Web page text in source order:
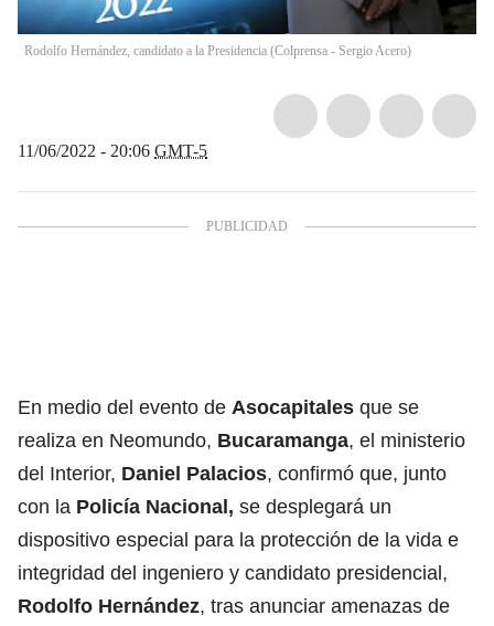
Rodolfo Hernández, candidato a la Presidencia (Colprensa - Sergio Acero)
11/06/2022 - 20:06 GMT-5
En medio del evento de Asocapitales que se
realiza en Neomundo, Bucaramanga, el ministerio
del Interior, Daniel Palacios, confirmó que, junto
con la Policía Nacional, se desplegará un
dispositivo especial para la protección de la vida e
integridad del ingeniero y candidato presidencial,
Rodolfo Hernández, tras anunciar amenazas de